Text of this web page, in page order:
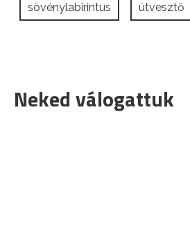
sövénylabirintus útvesztő
Neked válogattuk